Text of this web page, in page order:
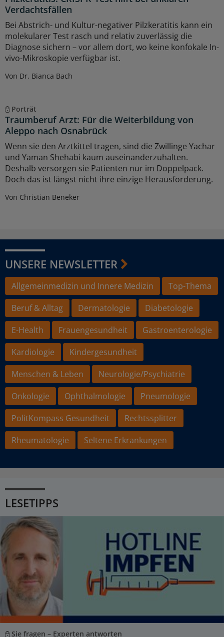
Verdachtsfällen
Bei Abstrich- und Kultur-negativer Pilzkeratitis kann ein
molekularer Test rasch und relativ zuverlässig die
Diagnose sichern – vor allem dort, wo keine konfokale In-
vivo-Mikroskopie verfügbar ist.
Von Dr. Bianca Bach
Porträt
Traumberuf Arzt: Für die Weiterbildung von
Aleppo nach Osnabrück
Wenn sie den Arztkittel tragen, sind die Zwillinge Yachar
und Yaman Shehabi kaum auseinanderzuhalten.
Deshalb versorgen sie Patienten nur im Doppelpack.
Doch das ist längst nicht ihre einzige Herausforderung.
Von Christian Beneker
UNSERE NEWSLETTER
Allgemeinmedizin und Innere Medizin
Top-Thema
Beruf & Alltag
Dermatologie
Diabetologie
E-Health
Frauengesundheit
Gastroenterologie
Kardiologie
Kindergesundheit
Menschen & Leben
Neurologie/Psychiatrie
Onkologie
Ophthalmologie
Pneumologie
PolitKompass Gesundheit
Rechtssplitter
Rheumatologie
Seltene Erkrankungen
LESETIPPS
Sie fragen – Experten antworten